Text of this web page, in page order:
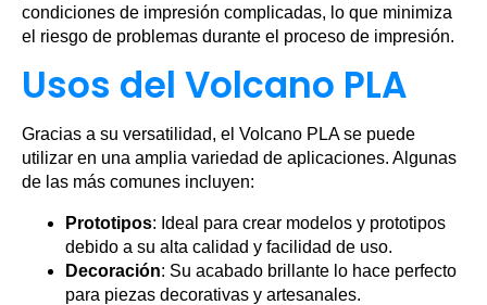
condiciones de impresión complicadas, lo que minimiza
el riesgo de problemas durante el proceso de impresión.
Usos del Volcano PLA
Gracias a su versatilidad, el Volcano PLA se puede
utilizar en una amplia variedad de aplicaciones. Algunas
de las más comunes incluyen:
Prototipos: Ideal para crear modelos y prototipos
debido a su alta calidad y facilidad de uso.
Decoración: Su acabado brillante lo hace perfecto
para piezas decorativas y artesanales.